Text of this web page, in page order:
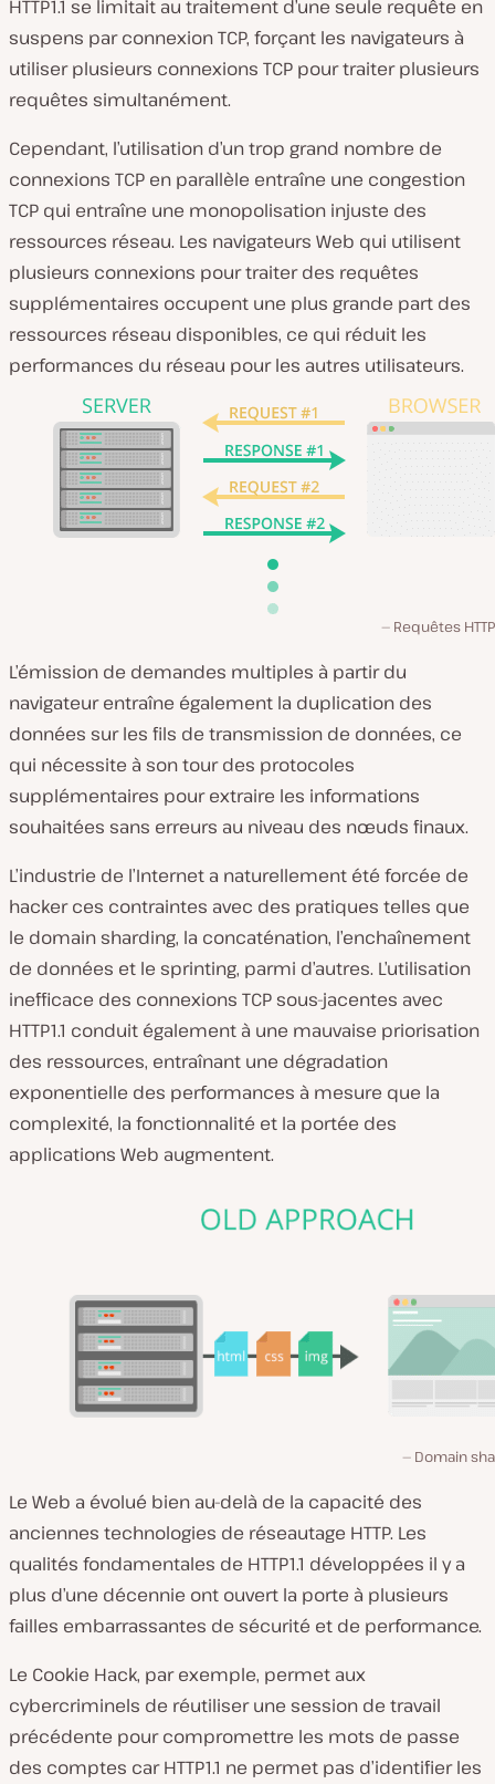
HTTP1.1 se limitait au traitement d’une seule requête en
suspens par connexion TCP, forçant les navigateurs à
utiliser plusieurs connexions TCP pour traiter plusieurs
requêtes simultanément.
Cependant, l’utilisation d’un trop grand nombre de
connexions TCP en parallèle entraîne une congestion
TCP qui entraîne une monopolisation injuste des
ressources réseau. Les navigateurs Web qui utilisent
plusieurs connexions pour traiter des requêtes
supplémentaires occupent une plus grande part des
ressources réseau disponibles, ce qui réduit les
performances du réseau pour les autres utilisateurs.
Requêtes HTTP
L’émission de demandes multiples à partir du
navigateur entraîne également la duplication des
données sur les fils de transmission de données, ce
qui nécessite à son tour des protocoles
supplémentaires pour extraire les informations
souhaitées sans erreurs au niveau des nœuds finaux.
L’industrie de l’Internet a naturellement été forcée de
hacker ces contraintes avec des pratiques telles que
le domain sharding, la concaténation, l’enchaînement
de données et le sprinting, parmi d’autres. L’utilisation
inefficace des connexions TCP sous-jacentes avec
HTTP1.1 conduit également à une mauvaise priorisation
des ressources, entraînant une dégradation
exponentielle des performances à mesure que la
complexité, la fonctionnalité et la portée des
applications Web augmentent.
Domain
Le Web a évolué bien au-delà de la capacité des
anciennes technologies de réseautage HTTP. Les
qualités fondamentales de HTTP1.1 développées il y a
plus d’une décennie ont ouvert la porte à plusieurs
failles embarrassantes de sécurité et de performance.
Le Cookie Hack, par exemple, permet aux
cybercriminels de réutiliser une session de travail
précédente pour compromettre les mots de passe
des comptes car HTTP1.1 ne permet pas d’identifier les